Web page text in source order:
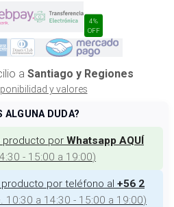
4%
OFF
a Santiago y Regiones
y valores
ALGUNA DUDA?
producto por Whatsapp AQUÍ
- 15:00 a 19:00)
por teléfono al +56 2
10:30 a 14:30 - 15:00 a 19:00)